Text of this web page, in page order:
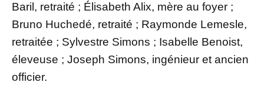
Baril, retraité ; Élisabeth Alix, mère au foyer ;
Bruno Huchedé, retraité ; Raymonde Lemesle,
retraitée ; Sylvestre Simons ; Isabelle Benoist,
éleveuse ; Joseph Simons, ingénieur et ancien
officier.